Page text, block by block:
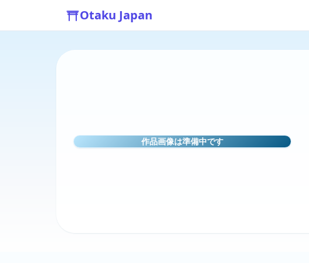
Otaku Japan
作品画像は準備中です